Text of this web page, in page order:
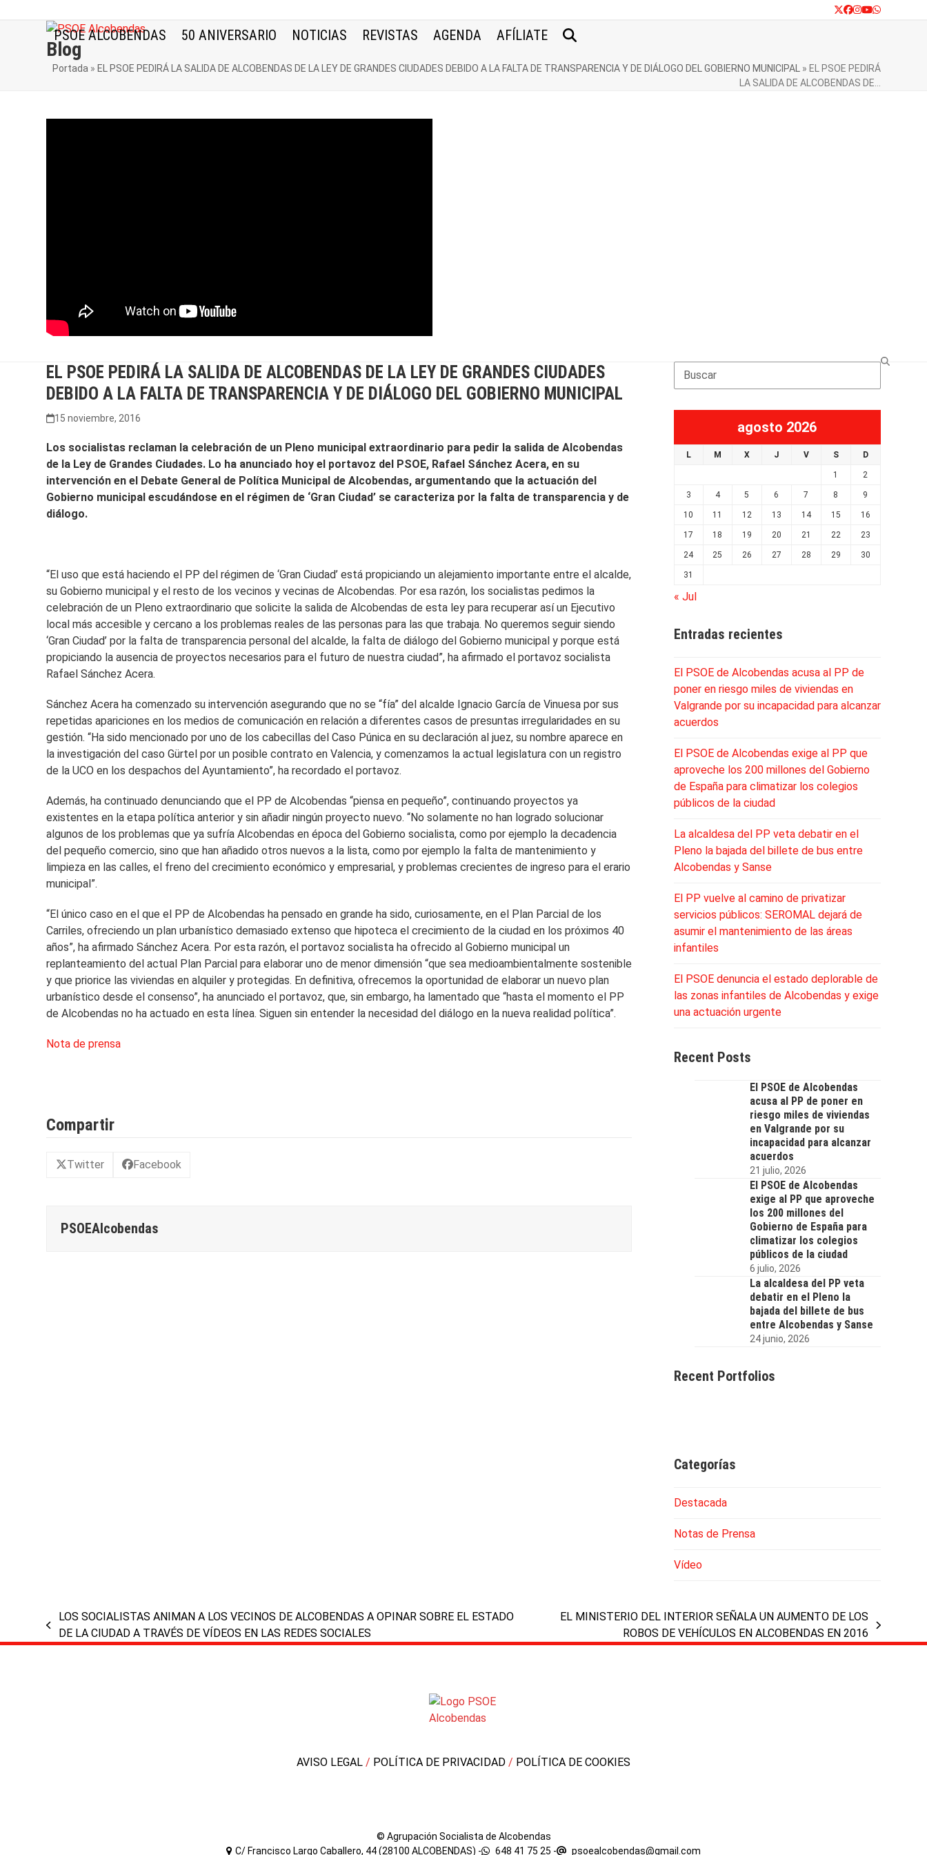
Twitter
Facebook
Instagram
YouTube
Whatsapp
PSOE ALCOBENDAS 50 ANIVERSARIO NOTICIAS REVISTAS AGENDA AFÍLIATE
Blog
Portada » EL PSOE PEDIRÁ LA SALIDA DE ALCOBENDAS DE LA LEY DE GRANDES CIUDADES DEBIDO A LA FALTA DE TRANSPARENCIA Y DE DIÁLOGO DEL GOBIERNO MUNICIPAL » EL PSOE PEDIRÁ
LA SALIDA DE ALCOBENDAS DE…
EL PSOE PEDIRÁ LA SALIDA DE ALCOBENDAS DE LA LEY DE GRANDES CIUDADES
DEBIDO A LA FALTA DE TRANSPARENCIA Y DE DIÁLOGO DEL GOBIERNO MUNICIPAL
15 noviembre, 2016
Los socialistas reclaman la celebración de un Pleno municipal extraordinario para pedir la salida de Alcobendas
de la Ley de Grandes Ciudades. Lo ha anunciado hoy el portavoz del PSOE, Rafael Sánchez Acera, en su
intervención en el Debate General de Política Municipal de Alcobendas, argumentando que la actuación del
Gobierno municipal escudándose en el régimen de ‘Gran Ciudad’ se caracteriza por la falta de transparencia y de
diálogo.
“El uso que está haciendo el PP del régimen de ‘Gran Ciudad’ está propiciando un alejamiento importante entre el alcalde,
su Gobierno municipal y el resto de los vecinos y vecinas de Alcobendas. Por esa razón, los socialistas pedimos la
celebración de un Pleno extraordinario que solicite la salida de Alcobendas de esta ley para recuperar así un Ejecutivo
local más accesible y cercano a los problemas reales de las personas para las que trabaja. No queremos seguir siendo
‘Gran Ciudad’ por la falta de transparencia personal del alcalde, la falta de diálogo del Gobierno municipal y porque está
propiciando la ausencia de proyectos necesarios para el futuro de nuestra ciudad”, ha afirmado el portavoz socialista
Rafael Sánchez Acera.
Sánchez Acera ha comenzado su intervención asegurando que no se “fía” del alcalde Ignacio García de Vinuesa por sus
repetidas apariciones en los medios de comunicación en relación a diferentes casos de presuntas irregularidades en su
gestión. “Ha sido mencionado por uno de los cabecillas del Caso Púnica en su declaración al juez, su nombre aparece en
la investigación del caso Gürtel por un posible contrato en Valencia, y comenzamos la actual legislatura con un registro
de la UCO en los despachos del Ayuntamiento”, ha recordado el portavoz.
Además, ha continuado denunciando que el PP de Alcobendas “piensa en pequeño”, continuando proyectos ya
existentes en la etapa política anterior y sin añadir ningún proyecto nuevo. “No solamente no han logrado solucionar
algunos de los problemas que ya sufría Alcobendas en época del Gobierno socialista, como por ejemplo la decadencia
del pequeño comercio, sino que han añadido otros nuevos a la lista, como por ejemplo la falta de mantenimiento y
limpieza en las calles, el freno del crecimiento económico y empresarial, y problemas crecientes de ingreso para el erario
municipal”.
“El único caso en el que el PP de Alcobendas ha pensado en grande ha sido, curiosamente, en el Plan Parcial de los
Carriles, ofreciendo un plan urbanístico demasiado extenso que hipoteca el crecimiento de la ciudad en los próximos 40
años”, ha afirmado Sánchez Acera. Por esta razón, el portavoz socialista ha ofrecido al Gobierno municipal un
replanteamiento del actual Plan Parcial para elaborar uno de menor dimensión “que sea medioambientalmente sostenible
y que priorice las viviendas en alquiler y protegidas. En definitiva, ofrecemos la oportunidad de elaborar un nuevo plan
urbanístico desde el consenso”, ha anunciado el portavoz, que, sin embargo, ha lamentado que “hasta el momento el PP
de Alcobendas no ha actuado en esta línea. Siguen sin entender la necesidad del diálogo en la nueva realidad política”.
Nota de prensa
Compartir
Twitter Facebook
PSOEAlcobendas
Search
agosto 2026
L M X J V S D
1 2
3 4 5 6 7 8 9
10 11 12 13 14 15 16
17 18 19 20 21 22 23
24 25 26 27 28 29 30
31
« Jul
Entradas recientes
El PSOE de Alcobendas acusa al PP de
poner en riesgo miles de viviendas en
Valgrande por su incapacidad para alcanzar
acuerdos
El PSOE de Alcobendas exige al PP que
aproveche los 200 millones del Gobierno
de España para climatizar los colegios
públicos de la ciudad
La alcaldesa del PP veta debatir en el
Pleno la bajada del billete de bus entre
Alcobendas y Sanse
El PP vuelve al camino de privatizar
servicios públicos: SEROMAL dejará de
asumir el mantenimiento de las áreas
infantiles
El PSOE denuncia el estado deplorable de
las zonas infantiles de Alcobendas y exige
una actuación urgente
Recent Posts
El PSOE de Alcobendas
acusa al PP de poner en
riesgo miles de viviendas
en Valgrande por su
incapacidad para alcanzar
acuerdos
21 julio, 2026
El PSOE de Alcobendas
exige al PP que aproveche
los 200 millones del
Gobierno de España para
climatizar los colegios
públicos de la ciudad
6 julio, 2026
La alcaldesa del PP veta
debatir en el Pleno la
bajada del billete de bus
entre Alcobendas y Sanse
24 junio, 2026
Recent Portfolios
Categorías
Destacada
Notas de Prensa
Vídeo
previous
post:
LOS SOCIALISTAS ANIMAN A LOS VECINOS DE ALCOBENDAS A OPINAR SOBRE EL ESTADO
DE LA CIUDAD A TRAVÉS DE VÍDEOS EN LAS REDES SOCIALES
post:
EL MINISTERIO DEL INTERIOR SEÑALA UN AUMENTO DE LOS
ROBOS DE VEHÍCULOS EN ALCOBENDAS EN 2016
AVISO LEGAL / POLÍTICA DE PRIVACIDAD / POLÍTICA DE COOKIES
© Agrupación Socialista de Alcobendas
C/ Francisco Largo Caballero, 44 (28100 ALCOBENDAS) -
648 41 75 25 - psoealcobendas@gmail.com